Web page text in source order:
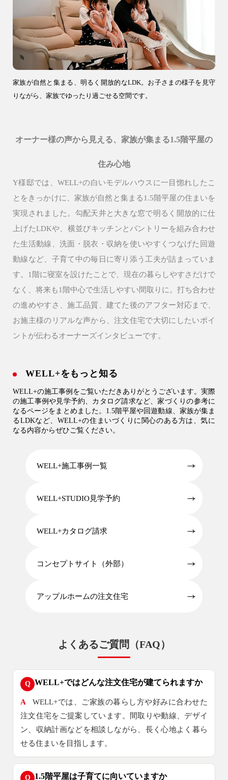
家族が自然と集まる、明るく開放的なLDK。お子さまの様子を見守
りながら、家族でゆったり過ごせる空間です。
オーナー様の声から見える、家族が集まる1.5階平屋の
住み心地
Y様邸では、WELL+の白いモデルハウスに一目惚れしたこ
とをきっかけに、家族が自然と集まる1.5階平屋の住まいを
実現されました。勾配天井と大きな窓で明るく開放的に仕
上げたLDKや、横並びキッチンとパントリーを組み合わせ
た生活動線、洗面・脱衣・収納を使いやすくつなげた回遊
動線など、子育て中の毎日に寄り添う工夫が詰まっていま
す。1階に寝室を設けたことで、現在の暮らしやすさだけで
なく、将来も1階中心で生活しやすい間取りに。打ち合わせ
の進めやすさ、施工品質、建てた後のアフター対応まで、
お施主様のリアルな声から、注文住宅で大切にしたいポイ
ントが伝わるオーナーズインタビューです。
WELL+をもっと知る
WELL+の施工事例をご覧いただきありがとうございます。実際
の施工事例や見学予約、カタログ請求など、家づくりの参考に
なるページをまとめました。1.5階平屋や回遊動線、家族が集ま
るLDKなど、WELL+の住まいづくりに関心のある方は、気に
なる内容からぜひご覧ください。
WELL+施工事例一覧
WELL+STUDIO見学予約
WELL+カタログ請求
コンセプトサイト（外部）
アップルホームの注文住宅
よくあるご質問（FAQ）
Q WELL+ではどんな注文住宅が建てられますか
A
WELL+では、ご家族の暮らし方や好みに合わせた
注文住宅をご提案しています。間取りや動線、デザイ
ン、収納計画などを相談しながら、長く心地よく暮ら
せる住まいを目指します。
Q 1.5階平屋は子育てに向いていますか
（定休／水曜日）
0120-70-1212
リフォーム
0120-37-7611
アフターメンテナンス
04-2950-7171
事業用
04-2968-5522